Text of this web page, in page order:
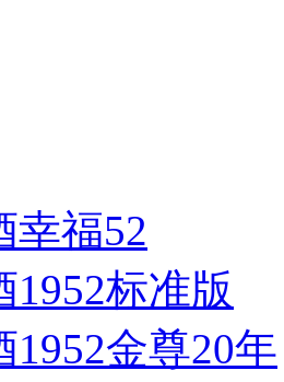
幸福52
1952标准版
1952金尊20年